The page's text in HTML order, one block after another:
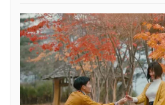
thông tin từ website này.